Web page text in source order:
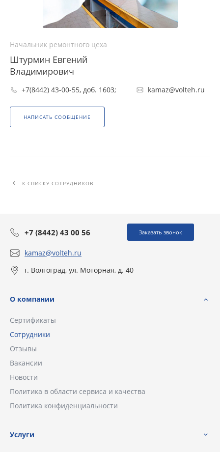
Начальник ремонтного цеха
Штурмин Евгений
Владимирович
+7(8442) 43-00-55, доб. 1603; kamaz@volteh.ru
НАПИСАТЬ СООБЩЕНИЕ
К СПИСКУ СОТРУДНИКОВ
+7 (8442) 43 00 56 Заказать звонок
kamaz@volteh.ru
г. Волгоград, ул. Моторная, д. 40
О компании
Сертификаты
Сотрудники
Отзывы
Вакансии
Новости
Политика в области сервиса и качества
Политика конфиденциальности
Услуги